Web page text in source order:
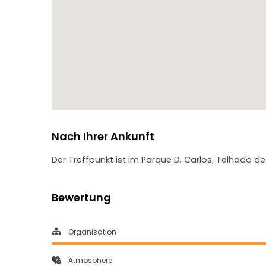
Nach Ihrer Ankunft
Der Treffpunkt ist im Parque D. Carlos, Telhado
Bewertung
Organisation
Atmosphere